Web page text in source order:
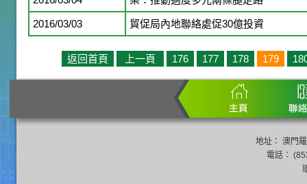
2016/03/03 貿促局內地聯絡處促30億投資
返回首頁 上一頁 176 177 178 179
地址： 澳門
電話：